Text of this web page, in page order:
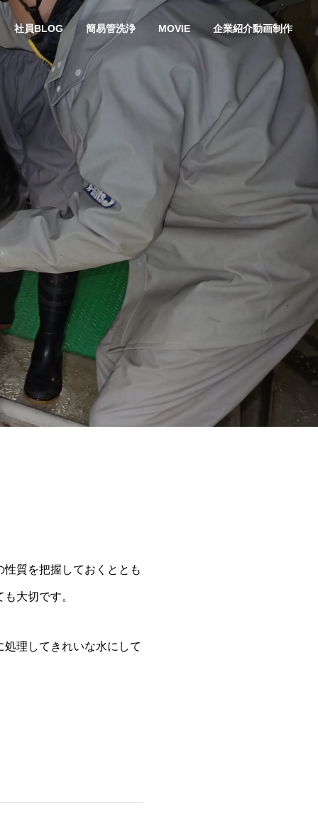
社員BLOG 簡易管洗浄 MOVIE 企業紹介動画制作
質を把握しておくととも
大切です。
理してきれいな水にして